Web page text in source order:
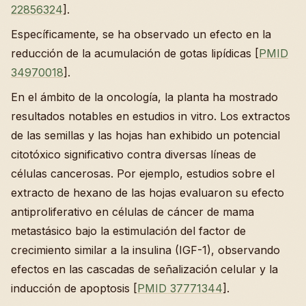
22856324].
Específicamente, se ha observado un efecto en la
reducción de la acumulación de gotas lipídicas [PMID
34970018].
En el ámbito de la oncología, la planta ha mostrado
resultados notables en estudios in vitro. Los extractos
de las semillas y las hojas han exhibido un potencial
citotóxico significativo contra diversas líneas de
células cancerosas. Por ejemplo, estudios sobre el
extracto de hexano de las hojas evaluaron su efecto
antiproliferativo en células de cáncer de mama
metastásico bajo la estimulación del factor de
crecimiento similar a la insulina (IGF-1), observando
efectos en las cascadas de señalización celular y la
inducción de apoptosis [PMID 37771344].